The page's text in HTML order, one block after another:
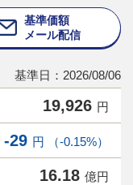
基準価額
メール配信
基準日：2026/08/06
19,926 円
-29 円 （-0.15%）
16.18 億円